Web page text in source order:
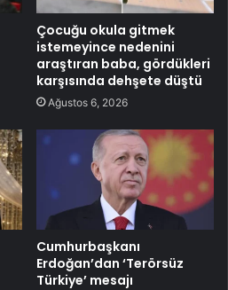
Çocuğu okula gitmek
istemeyince nedenini
araştıran baba, gördükleri
karşısında dehşete düştü
Ağustos 6, 2026
Cumhurbaşkanı
Erdoğan’dan ‘Terörsüz
Türkiye’ mesajı